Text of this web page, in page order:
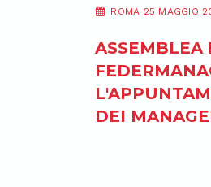
ROMA 25 MAGGIO
ASSEMBLEA
DEI